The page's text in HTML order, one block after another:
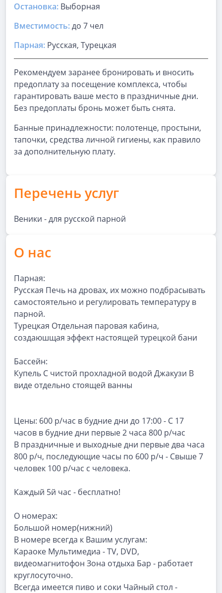
Остановка: Выборная
Вместимость:до 7 чел
Парная: Русская, Турецкая
Рекомендуем заранее бронировать и вносить
предоплату за посещение комплекса, чтобы
гарантировать ваше место в праздничные дни.
Без предоплаты бронь может быть снята.
Банные принадлежности: полотенце, простыни,
тапочки, средства личной гигиены, как правило
за дополнительную плату.
Перечень услуг
Веники - для русской парной
О нас
Парная:
Русская Печь на дровах, их можно подбрасывать
самостоятельно и регулировать температуру в
парной.
Турецкая Отдельная паровая кабина,
создаюшщая эффект настоящей турецкой бани
Бассейн:
Купель С чистой прохладной водой Джакузи В
виде отдельно стоящей ванны
Цены: 600 р/час в будние дни до 17:00 - С 17
часов в будние дни первые 2 часа 800 р/час
В праздничные и выходные дни первые два часа
800 р/ч, последующие часы по 600 р/ч - Свыше 7
человек 100 р/час с человека.
Каждый 5й час - бесплатно!
О номерах:
Большой номер(нижний)
В номере всегда к Вашим услугам:
Караоке Мультимедиа - TV, DVD,
видеомагнитофон Зона отдыха Бар - работает
круглосуточно.
Всегда имеется пиво и соки Чайный стол -